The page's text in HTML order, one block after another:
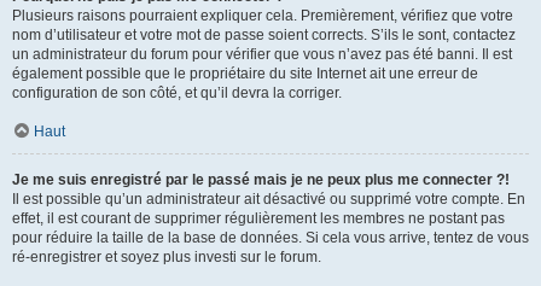
Plusieurs raisons pourraient expliquer cela. Premièrement, vérifiez que votre
nom d’utilisateur et votre mot de passe soient corrects. S’ils le sont, contactez
un administrateur du forum pour vérifier que vous n’avez pas été banni. Il est
également possible que le propriétaire du site Internet ait une erreur de
configuration de son côté, et qu’il devra la corriger.
Haut
Je me suis enregistré par le passé mais je ne peux plus me connecter ?!
Il est possible qu’un administrateur ait désactivé ou supprimé votre compte. En
effet, il est courant de supprimer régulièrement les membres ne postant pas
pour réduire la taille de la base de données. Si cela vous arrive, tentez de vous
ré-enregistrer et soyez plus investi sur le forum.